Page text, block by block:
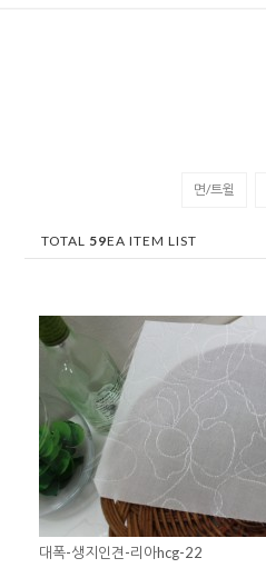
면/트윌
TOTAL 59EA ITEM LIST
대폭-생지인견-리아hcg-22